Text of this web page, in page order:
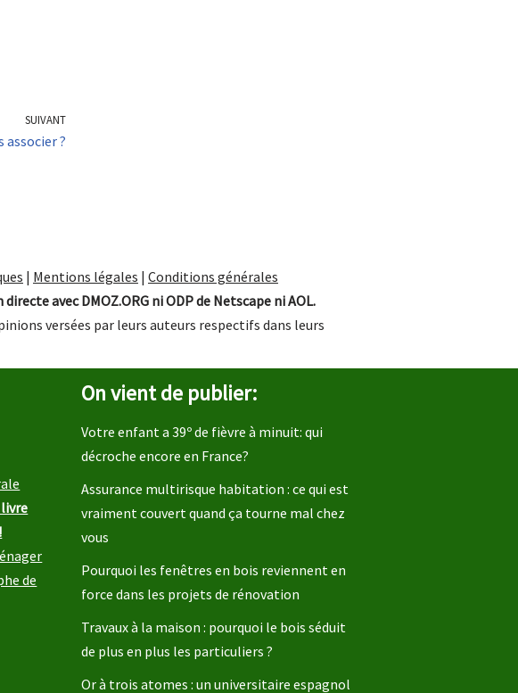
SUIVANT
associer ?
| Mentions légales | Conditions générales
avec DMOZ.ORG ni ODP de Netscape ni AOL.
versées par leurs auteurs respectifs dans leurs
de
On vient de publier:
Votre enfant a 39º de fièvre à minuit: qui
décroche encore en France?
Assurance multirisque habitation : ce qui est
vraiment couvert quand ça tourne mal chez
vous
Pourquoi les fenêtres en bois reviennent en
force dans les projets de rénovation
Travaux à la maison : pourquoi le bois séduit
de plus en plus les particuliers ?
Or à trois atomes : un universitaire espagnol